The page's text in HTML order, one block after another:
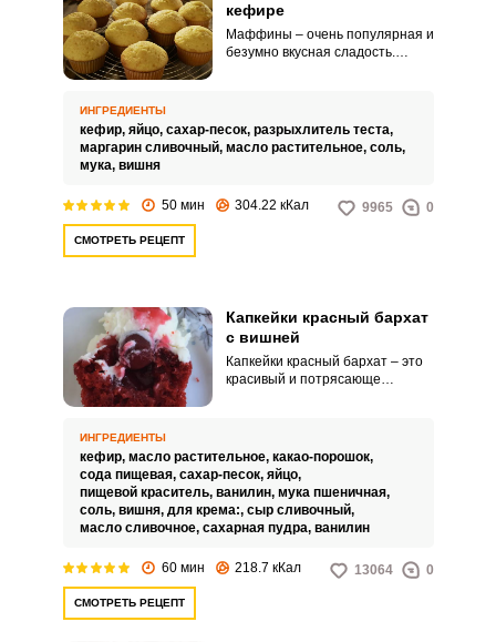
кефире
Маффины – очень популярная и
безумно вкусная сладость.
экспериментировать с начинкой!
Так, маффины с вишней на
кефире – настоящее
ИНГРЕДИЕНТЫ
кефир, яйцо, сахар-песок, разрыхлитель теста,
маргарин сливочный, масло растительное, соль,
мука, вишня
50 мин 304.22 кКал 9965 0
СМОТРЕТЬ РЕЦЕПТ
Капкейки красный бархат
с вишней
Капкейки красный бархат – это
красивый и потрясающе
его является насыщенно
красный цвет нежного пористого
бисквита, который идеально
сочетается со сливочным
кремом на основе сливочного
сыра.
ИНГРЕДИЕНТЫ
кефир, масло растительное, какао-порошок,
сода пищевая, сахар-песок, яйцо,
пищевой краситель, ванилин, мука пшеничная,
соль, вишня, для крема:, сыр сливочный,
масло сливочное, сахарная пудра, ванилин
60 мин 218.7 кКал 13064 0
СМОТРЕТЬ РЕЦЕПТ